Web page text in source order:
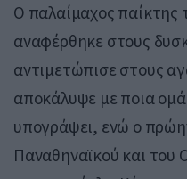
Ο παλαίμαχος παίκτης
αναφέρθηκε στους
αντιμετώπισε στους
αποκάλυψε με ποια
υπογράψει, ενώ ο
Παναθηναϊκού και του